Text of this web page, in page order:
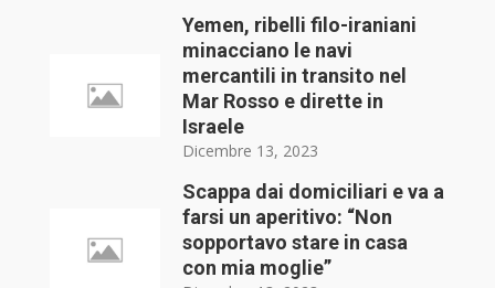
Yemen, ribelli filo-iraniani
minacciano le navi
mercantili in transito nel
Mar Rosso e dirette in
Israele
Dicembre 13, 2023
Scappa dai domiciliari e va a
farsi un aperitivo: “Non
sopportavo stare in casa
con mia moglie”